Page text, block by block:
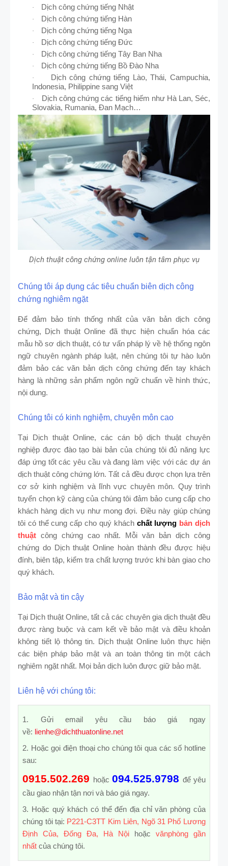
· Dịch công chứng tiếng Nhật
· Dịch công chứng tiếng Hàn
· Dịch công chứng tiếng Nga
· Dịch công chứng tiếng Đức
· Dịch công chứng tiếng Tây Ban Nha
· Dịch công chứng tiếng Bồ Đào Nha
·
Dịch công chứng tiếng Lào, Thái, Campuchia,
Indonesia, Philippine sang Việt
·
Dịch công chứng các tiếng hiếm như Hà Lan, Séc,
Slovakia, Rumania, Đan Mạch…
Dịch thuật công chứng online luôn tận tâm phục vụ
Chúng tôi áp dụng các tiêu chuẩn biên dịch công
chứng nghiêm ngặt
Để đảm bảo tính thống nhất của văn bản dịch công
chứng, Dịch thuật Online đã thực hiện chuẩn hóa các
mẫu hồ sơ dịch thuật, có tư vấn pháp lý về hệ thống ngôn
ngữ chuyên ngành pháp luật, nên chúng tôi tự hào luôn
đảm bảo các văn bản dịch công chứng đến tay khách
hàng là những sản phẩm ngôn ngữ chuẩn về hình thức,
nội dung.
Chúng tôi có kinh nghiệm, chuyên môn cao
Tại Dịch thuật Online, các cán bộ dịch thuật chuyên
nghiệp được đào tạo bài bản của chúng tôi đủ năng lực
đáp ứng tốt các yêu cầu và đang làm việc với các dự án
dịch thuật công chứng lớn. Tất cả đều được chọn lựa trên
cơ sở kinh nghiệm và lĩnh vực chuyên môn. Quy trình
tuyển chọn kỹ càng của chúng tôi đảm bảo cung cấp cho
khách hàng dịch vụ như mong đợi. Điều này giúp chúng
tôi có thể cung cấp cho quý khách chất lượng bản dịch
thuật công chứng cao nhất. Mỗi văn bản dịch công
chứng do Dịch thuật Online hoàn thành đều được hiệu
đính, biên tập, kiểm tra chất lượng trước khi bàn giao cho
quý khách.
Bảo mật và tin cậy
Tại Dịch thuật Online, tất cả các chuyên gia dịch thuật đều
được ràng buộc và cam kết về bảo mật và điều khoản
không tiết lộ thông tin. Dịch thuật Online luôn thực hiện
các biện pháp bảo mật và an toàn thông tin một cách
nghiêm ngặt nhất. Mọi bản dịch luôn được giữ bảo mật.
Liên hệ với chúng tôi:
1. Gửi email yêu cầu báo giá ngay
về: lienhe@dichthuatonline.net
2. Hoặc gọi điện thoại cho chúng tôi qua các số hotline
sau:
0915.502.269 hoặc 094.525.9798 để yêu
cầu giao nhận tận nơi và báo giá ngay.
3. Hoặc quý khách có thể đến địa chỉ văn phòng của
chúng tôi tại: P221-C3TT Kim Liên, Ngõ 31 Phố Lương
Định Của, Đống Đa, Hà Nộihoặc vănphòng gần
nhấtcủa chúng tôi.